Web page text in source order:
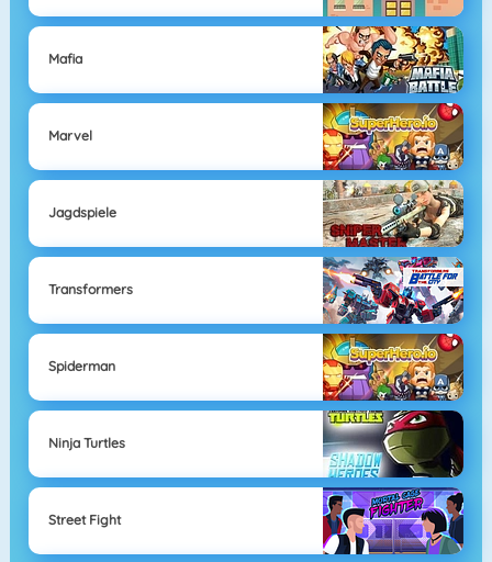
Mafia
Marvel
Jagdspiele
Transformers
Spiderman
Ninja Turtles
Street Fight